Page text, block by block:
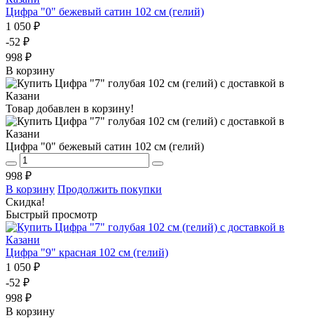
Цифра "0" бежевый сатин 102 см (гелий)
1 050 ₽
-52 ₽
998 ₽
В корзину
Товар добавлен в корзину!
Цифра "0" бежевый сатин 102 см (гелий)
998 ₽
В корзину Продолжить покупки
Скидка!
Быстрый просмотр
Цифра "9" красная 102 см (гелий)
1 050 ₽
-52 ₽
998 ₽
В корзину